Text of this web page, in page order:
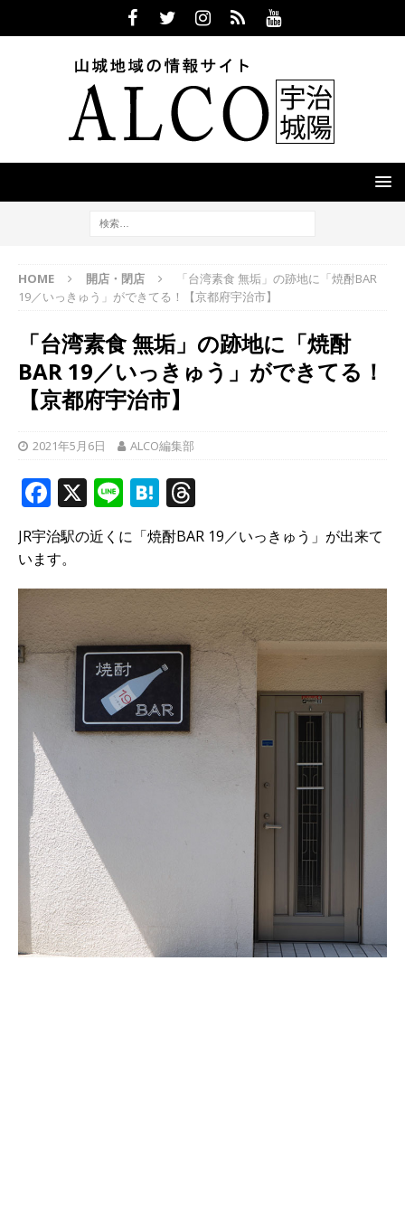
HOME 開店・閉店
「台湾素食 無垢」の跡地に「焼酎BAR
19／いっきゅう」ができてる！【京都府宇治市】
「台湾素食 無垢」の跡地に「焼酎
BAR 19／いっきゅう」ができてる！
【京都府宇治市】
2021年5月6日 ALCO編集部
F
a
c
e
b
o
o
k
X Li
n
e
H
at
e
n
a
h
r
e
a
d
s
JR宇治駅の近くに「焼酎BAR 19／いっきゅう」が出来て
います。